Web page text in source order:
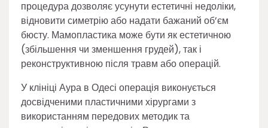
процедура дозволяє усунути естетичні недоліки,
відновити симетрію або надати бажаний об’єм
бюсту. Мамопластика може бути як естетичною
(збільшення чи зменшення грудей), так і
реконструктивною після травм або операцій.
У клініці Аура в Одесі операція виконується
досвідченими пластичними хірургами з
використанням передових методик та